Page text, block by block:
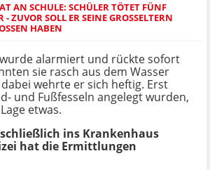
AN SCHULE: SCHÜLER TÖTET FÜNF
- ZUVOR SOLL ER SEINE GROSSELTERN E
HABEN
alarmiert und rückte sofort
sie rasch aus dem Wasser
wehrte er sich heftig. Erst
und Fußfesseln angelegt wurden,
etwas.
ins Krankenhaus
hat die Ermittlungen